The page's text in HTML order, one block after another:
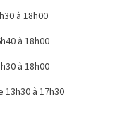
à 18h00
à 18h00
à 18h00
13h30 à 17h30